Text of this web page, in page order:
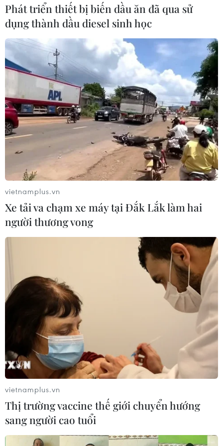
Phát triển thiết bị biến dầu ăn đã qua sử
dụng thành dầu diesel sinh học
vietnamplus.vn
Xe tải va chạm xe máy tại Đắk Lắk làm hai
người thương vong
vietnamplus.vn
Thị trường vaccine thế giới chuyển hướng
sang người cao tuổi